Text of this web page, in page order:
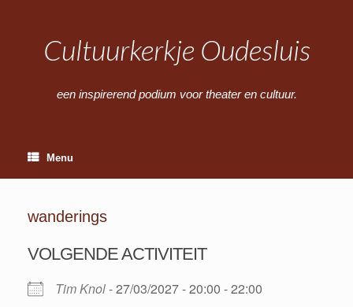
Cultuurkerkje Oudesluis
een inspirerend podium voor theater en cultuur.
Menu
wanderings
VOLGENDE ACTIVITEIT
Tim Knol- 27/03/2027 - 20:00 - 22:00